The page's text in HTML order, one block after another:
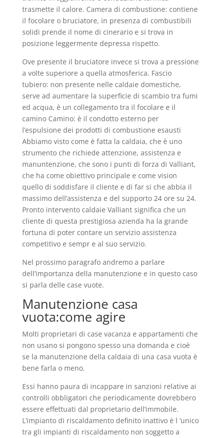
trasmette il calore. Camera di combustione: contiene
il focolare o bruciatore, in presenza di combustibili
solidi prende il nome di cinerario e si trova in
posizione leggermente depressa rispetto.
Ove presente il bruciatore invece si trova a pressione
a volte superiore a quella atmosferica. Fascio
tubiero: non presente nelle caldaie domestiche,
serve ad aumentare la superficie di scambio tra fumi
ed acqua, è un collegamento tra il focolare e il
camino Camino: è il condotto esterno per
l’espulsione dei prodotti di combustione esausti
Abbiamo visto come è fatta la caldaia, che è uno
strumento che richiede attenzione, assistenza e
manuntenzione, che sono i punti di forza di Valliant,
che ha come obiettivo principale e come vision
quello di soddisfare il cliente e di far si che abbia il
massimo dell’assistenza e del supporto 24 ore su 24.
Pronto intervento caldaie Valliant significa che un
cliente di questa prestigiosa azienda ha la grande
fortuna di poter contare un servizio assistenza
competitivo e sempr e al suo servizio.
Nel prossimo paragrafo andremo a parlare
dell’importanza della manutenzione e in questo caso
si parla delle case vuote.
Manutenzione casa
vuota:come agire
Molti proprietari di case vacanza e appartamenti che
non usano si pongono spesso una domanda e cioè
se la manutenzione della caldaia di una casa vuota è
bene farla o meno.
Essi hanno paura di incappare in sanzioni relative ai
controlli obbligatori che periodicamente dovrebbero
essere effettuati dal proprietario dell’immobile.
L’impianto di riscaldamento definito inattivo è l ’unico
tra gli impianti di riscaldamento non soggetto a